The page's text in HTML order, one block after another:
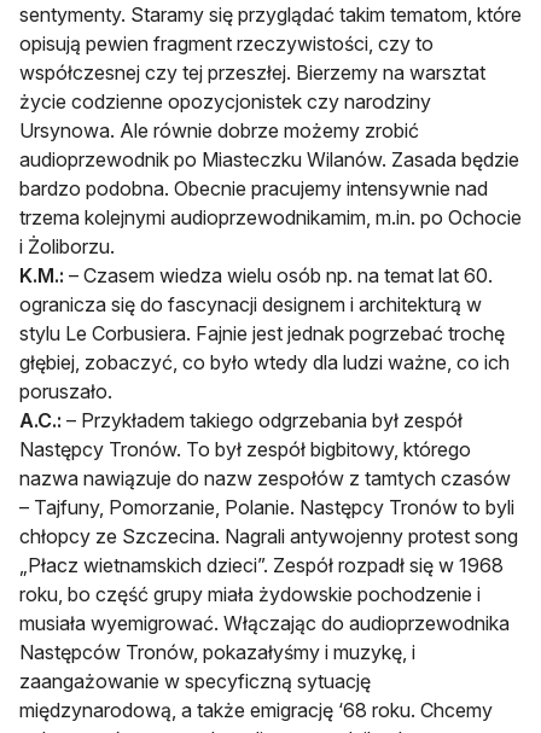
sentymenty. Staramy się przyglądać takim tematom, które
opisują pewien fragment rzeczywistości, czy to
współczesnej czy tej przeszłej. Bierzemy na warsztat
życie codzienne opozycjonistek czy narodziny
Ursynowa. Ale równie dobrze możemy zrobić
audioprzewodnik po Miasteczku Wilanów. Zasada będzie
bardzo podobna. Obecnie pracujemy intensywnie nad
trzema kolejnymi audioprzewodnikamim, m.in. po Ochocie
i Żoliborzu.
K.M.: – Czasem wiedza wielu osób np. na temat lat 60.
ogranicza się do fascynacji designem i architekturą w
stylu Le Corbusiera. Fajnie jest jednak pogrzebać trochę
głębiej, zobaczyć, co było wtedy dla ludzi ważne, co ich
poruszało.
A.C.: – Przykładem takiego odgrzebania był zespół
Następcy Tronów. To był zespół bigbitowy, którego
nazwa nawiązuje do nazw zespołów z tamtych czasów
– Tajfuny, Pomorzanie, Polanie. Następcy Tronów to byli
chłopcy ze Szczecina. Nagrali antywojenny protest song
„Płacz wietnamskich dzieci”. Zespół rozpadł się w 1968
roku, bo część grupy miała żydowskie pochodzenie i
musiała wyemigrować. Włączając do audioprzewodnika
Następców Tronów, pokazałyśmy i muzykę, i
zaangażowanie w specyficzną sytuację
międzynarodową, a także emigrację ‘68 roku. Chcemy